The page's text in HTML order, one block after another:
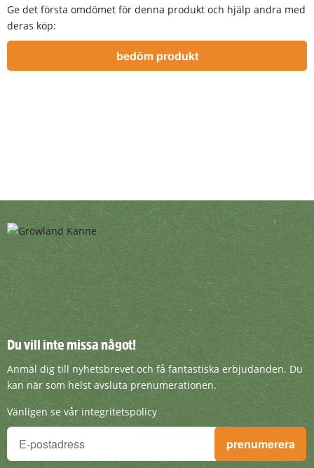
Ge det första omdömet för denna produkt och hjälp andra med
deras köp:
Du vill inte missa något!
Anmäl dig till nyhetsbrevet och få
Du vill inte missa något!
Anmäl dig till nyhetsbrevet och få fantastiska erbjudanden. Du
kan när som helst avsluta prenumerationen.
Vänligen se vår integritetspolicy
Du vill inte missa något!
Anmäl dig till nyhetsbrevet och få fantastiska erbjudanden.
prenumerera